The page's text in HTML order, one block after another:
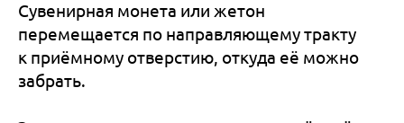
Сувенирная монета или жетон
перемещается по направляющему тракту
к приёмному отверстию, откуда её можно
забрать.